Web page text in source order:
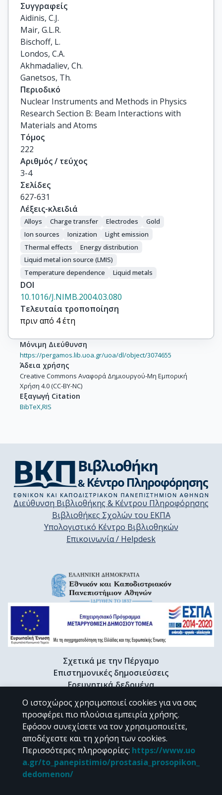
Συγγραφείς
Aidinis, C.J.
Mair, G.L.R.
Bischoff, L.
Londos, C.A.
Akhmadaliev, Ch.
Ganetsos, Th.
Περιοδικό
Nuclear Instruments and Methods in Physics
Research Section B: Beam Interactions with
Materials and Atoms
Τόμος
222
Αριθμός / τεύχος
3-4
Σελίδες
627-631
Λέξεις-κλειδιά
Alloys Charge transfer Electrodes
Gold
Ion sources
Ionization
Light emission
Thermal effects
Energy distribution
Liquid metal ion source (LMIS)
Temperature dependence
Liquid metals
DOI
10.1016/J.NIMB.2004.03.080
Τελευταία τροποποίηση
πριν από 4 έτη
Μόνιμη Διεύθυνση
https://pergamos.lib.uoa.gr/uoa/dl/object/3074655
Άδεια χρήσης
Creative Commons Αναφορά Δημιουργού-Μη Εμπορική
Χρήση 4.0 (CC-BY-NC)
Εξαγωγή Citation
BibTeX, RIS
Διεύθυνση Βιβλιοθήκης & Κέντρου Πληροφόρησης
Βιβλιοθήκες Σχολών του ΕΚΠΑ
Υπολογιστικό Κέντρο Βιβλιοθηκών
Επικοινωνία / Helpdesk
Σχετικά με την Πέργαμο
Επιστημονικές δημοσιεύσεις
Ερευνητικά δεδομένα
Διδακτορικές διατριβές & Γκρίζα βιβλιογραφία
Προφίλ Ερευνητή
CC BY-NC 4.0
Εκτός αν αναφέρεται διαφορετικά, το υλικό της "Περγάμου" διατίθεται
Ο ιστοχώρος χρησιμοποιεί cookies για να σας
προσφέρει πιο πλούσια εμπειρία χρήσης.
Εφόσον συνεχίσετε να τον χρησιμοποιείτε,
αποδέχεστε και τη χρήση των cookies.
Περισσότερες πληροφορίες: https://www.uo
a.gr/to_panepistimio/prostasia_prosopikon_
dedomenon/